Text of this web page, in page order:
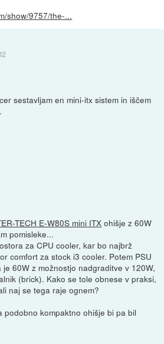
show/9757/the-...
sestavljam en mini-itx sistem in iščem
TECH E-W80S mini ITX ohišje z 60W
pomisleke...
za CPU cooler, kar bo najbrž
comfort za stock i3 cooler. Potem PSU
60W z možnostjo nadgraditve v 120W,
(brick). Kako se tole obnese v praksi,
naj se tega raje ognem?
podobno kompaktno ohišje bi pa bil